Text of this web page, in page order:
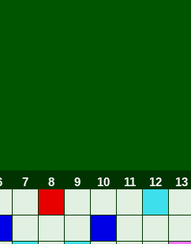
7 8 9 10 11 12 13